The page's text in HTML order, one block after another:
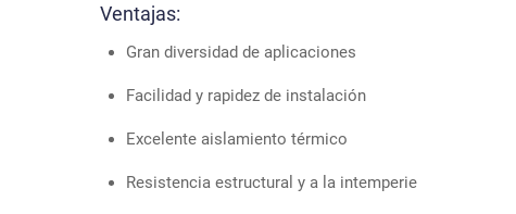
Ventajas:
Gran diversidad de aplicaciones
Facilidad y rapidez de instalación
Excelente aislamiento térmico
Resistencia estructural y a la intemperie